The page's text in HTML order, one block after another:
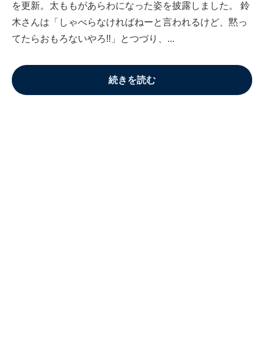
を更新。太ももがあらわになった姿を披露しました。 鈴
木さんは「しゃべらなければねーと言われるけど、黙っ
てたらおもろないやろ!!」とつづり、...
続きを読む